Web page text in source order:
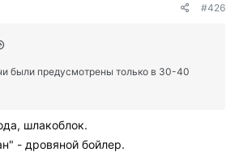
#426
были предусмотрены только в 30-40
шлакоблок.
- дровяной бойлер.